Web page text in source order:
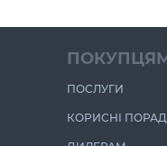
ПОСЛУГИ
КОРИСНІ